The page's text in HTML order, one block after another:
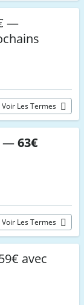
—
Voir Les Termes
—63€
Voir Les Termes
avec